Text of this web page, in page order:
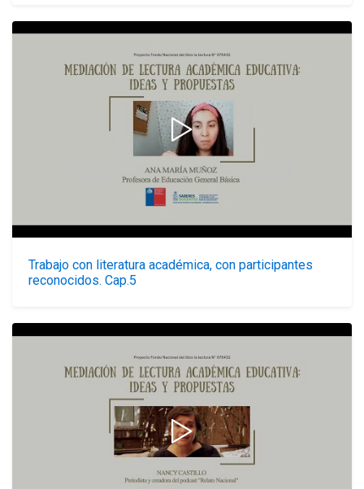
Trabajo con literatura académica, con participantes
reconocidos. Cap.5